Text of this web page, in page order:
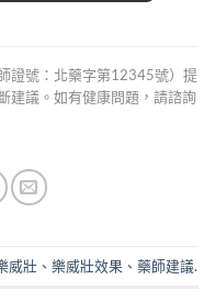
證號：北藥字第12345號）提
建議。如有健康問題，請諮詢
威壯、 樂威壯效果 、 藥師建議.